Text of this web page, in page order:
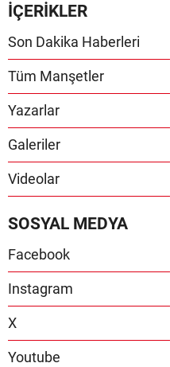
İÇERİKLER
Son Dakika Haberleri
Tüm Manşetler
Yazarlar
Galeriler
Videolar
SOSYAL MEDYA
Facebook
Instagram
X
Youtube